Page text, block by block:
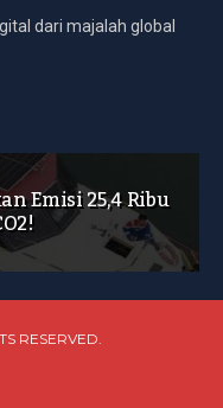
dari majalah global
Emisi 25,4 Ribu
RESERVED.